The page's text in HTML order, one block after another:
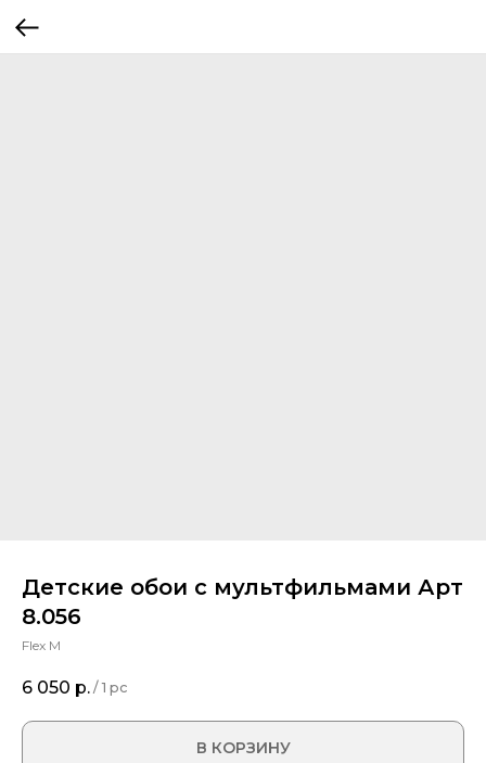
Детские обои с мультфильмами Арт
8.056
Flex M
6 050 р. / 1 pc
В КОРЗИНУ